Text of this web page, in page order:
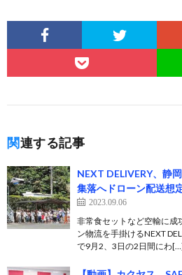
関連する記事
NEXT DELIVERY、静
集落へドローン配送想
2023.09.06
非常食セットなど空輸に成
ン物流を手掛けるNEXT
で9月2、3日の2日間にわ